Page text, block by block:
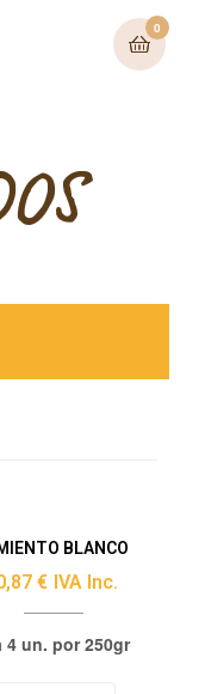
0
BLANCO
€ IVA Inc.
4 un. por 250gr